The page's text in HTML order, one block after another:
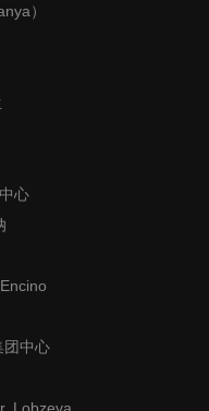
）
心
团中心
Lobzeva